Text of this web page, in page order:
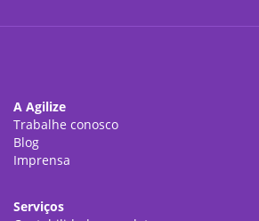
A Agilize
Trabalhe conosco
Blog
Imprensa
Serviços